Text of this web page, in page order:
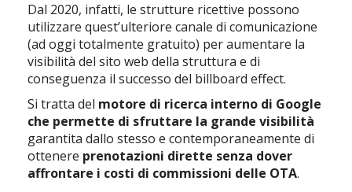
Dal 2020, infatti, le strutture ricettive possono
utilizzare quest’ulteriore canale di comunicazione
(ad oggi totalmente gratuito) per aumentare la
visibilità del sito web della struttura e di
conseguenza il successo del billboard effect.
Si tratta del motore di ricerca interno di Google
che permette di sfruttare la grande visibilità
garantita dallo stesso e contemporaneamente di
ottenere prenotazioni dirette senza dover
affrontare i costi di commissioni delle OTA.